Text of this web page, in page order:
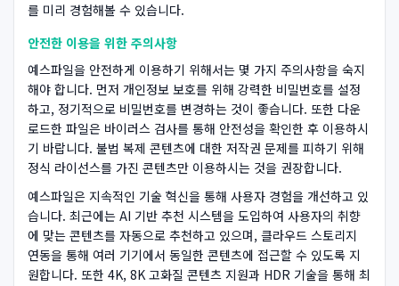
를 미리 경험해볼 수 있습니다.
안전한 이용을 위한 주의사항
예스파일을 안전하게 이용하기 위해서는 몇 가지 주의사항을 숙지
해야 합니다. 먼저 개인정보 보호를 위해 강력한 비밀번호를 설정
하고, 정기적으로 비밀번호를 변경하는 것이 좋습니다. 또한 다운
로드한 파일은 바이러스 검사를 통해 안전성을 확인한 후 이용하시
기 바랍니다. 불법 복제 콘텐츠에 대한 저작권 문제를 피하기 위해
정식 라이선스를 가진 콘텐츠만 이용하시는 것을 권장합니다.
예스파일은 지속적인 기술 혁신을 통해 사용자 경험을 개선하고 있
습니다. 최근에는 AI 기반 추천 시스템을 도입하여 사용자의 취향
에 맞는 콘텐츠를 자동으로 추천하고 있으며, 클라우드 스토리지
연동을 통해 여러 기기에서 동일한 콘텐츠에 접근할 수 있도록 지
원합니다. 또한 4K, 8K 고화질 콘텐츠 지원과 HDR 기술을 통해 최